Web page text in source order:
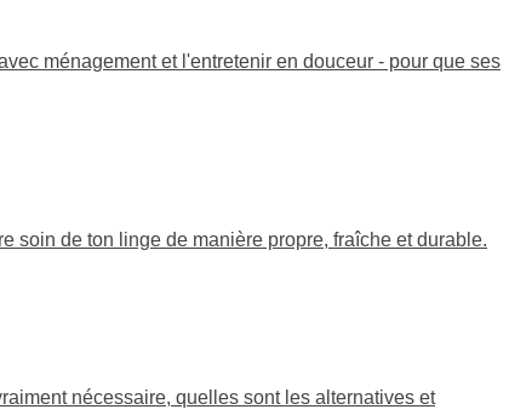
ménagement et l'entretenir en douceur - pour que ses
soin de ton linge de manière propre, fraîche et durable.
nécessaire, quelles sont les alternatives et